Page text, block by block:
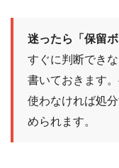
迷ったら「保留
すぐに判断でき
書いておきます
使わなければ処
められます。